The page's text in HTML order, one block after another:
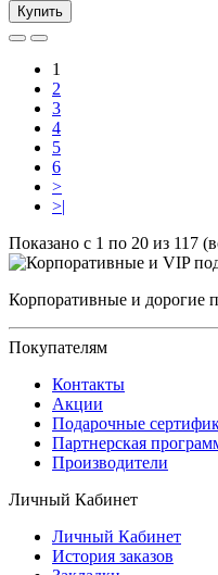
Купить
1
2
3
4
5
6
>
>|
Показано с 1 по 20 из 117
Корпоративные и дорогие
Покупателям
Контакты
Акции
Подарочные
Партнерская
Производители
Личный Кабинет
Личный Кабинет
История заказов